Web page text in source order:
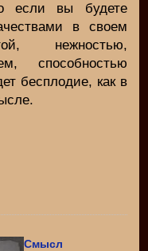
если вы будете
в своем
нежностью,
способностью
бесплодие, как в
Смысл